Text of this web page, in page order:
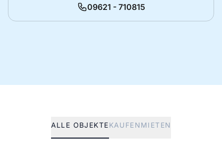
09621 - 710815
ALLE OBJEKTEKAUFENMIETEN